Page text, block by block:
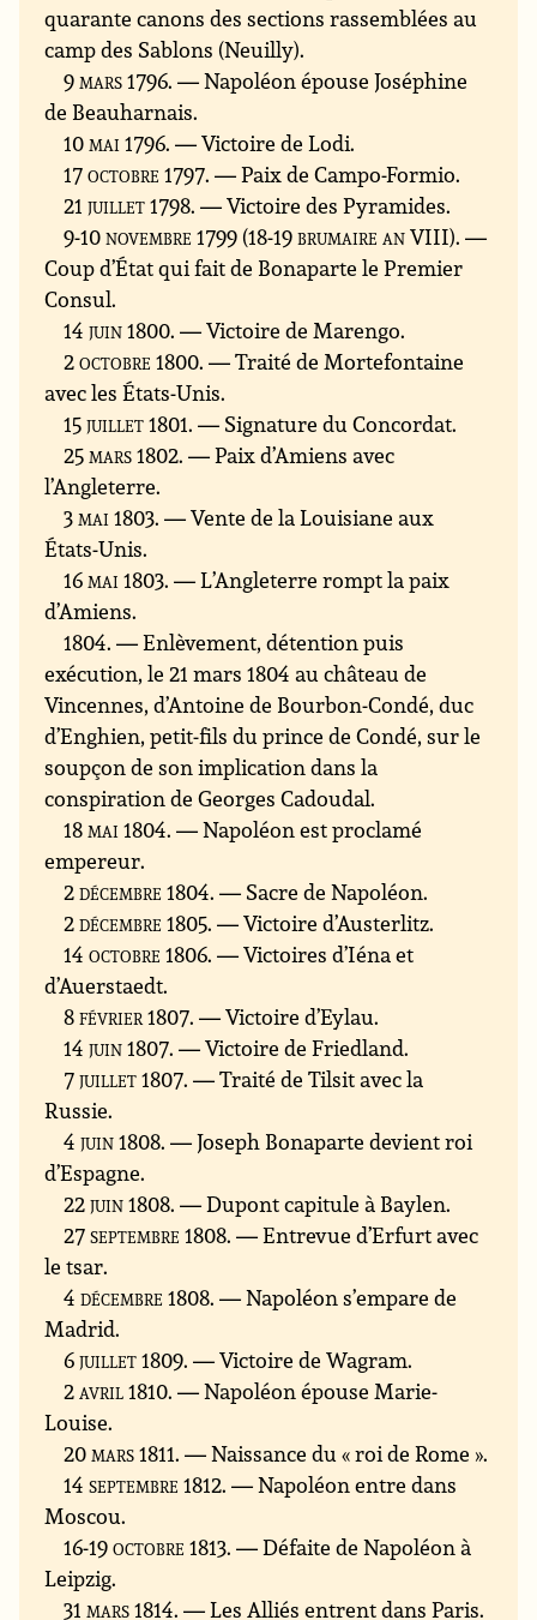
quarante canons des sections rassemblées au
camp des Sablons (Neuilly).
9 mars 1796. — Napoléon épouse Joséphine
de Beauharnais.
10 mai 1796. — Victoire de Lodi.
17 octobre 1797. — Paix de Campo-Formio.
21 juillet 1798. — Victoire des Pyramides.
9-10 novembre 1799 (18-19 brumaire an VIII). —
Coup d’État qui fait de Bonaparte le Premier
Consul.
14 juin 1800. — Victoire de Marengo.
2 octobre 1800. — Traité de Mortefontaine
avec les États-Unis.
15 juillet 1801. — Signature du Concordat.
25 mars 1802. — Paix d’Amiens avec
l’Angleterre.
3 mai 1803. — Vente de la Louisiane aux
États-Unis.
16 mai 1803. — L’Angleterre rompt la paix
d’Amiens.
1804. — Enlèvement, détention puis
exécution, le 21 mars 1804 au château de
Vincennes, d’Antoine de Bourbon-Condé, duc
d’Enghien, petit-fils du prince de Condé, sur le
soupçon de son implication dans la
conspiration de Georges Cadoudal.
18 mai 1804. — Napoléon est proclamé
empereur.
2 décembre 1804. — Sacre de Napoléon.
2 décembre 1805. — Victoire d’Austerlitz.
14 octobre 1806. — Victoires d’Iéna et
d’Auerstaedt.
8 février 1807. — Victoire d’Eylau.
14 juin 1807. — Victoire de Friedland.
7 juillet 1807. — Traité de Tilsit avec la
Russie.
4 juin 1808. — Joseph Bonaparte devient roi
d’Espagne.
22 juin 1808. — Dupont capitule à Baylen.
27 septembre 1808. — Entrevue d’Erfurt avec
le tsar.
4 décembre 1808. — Napoléon s’empare de
Madrid.
6 juillet 1809. — Victoire de Wagram.
2 avril 1810. — Napoléon épouse Marie-
Louise.
20 mars 1811. — Naissance du « roi de Rome ».
14 septembre 1812. — Napoléon entre dans
Moscou.
16-19 octobre 1813. — Défaite de Napoléon à
Leipzig.
31 mars 1814. — Les Alliés entrent dans Paris.